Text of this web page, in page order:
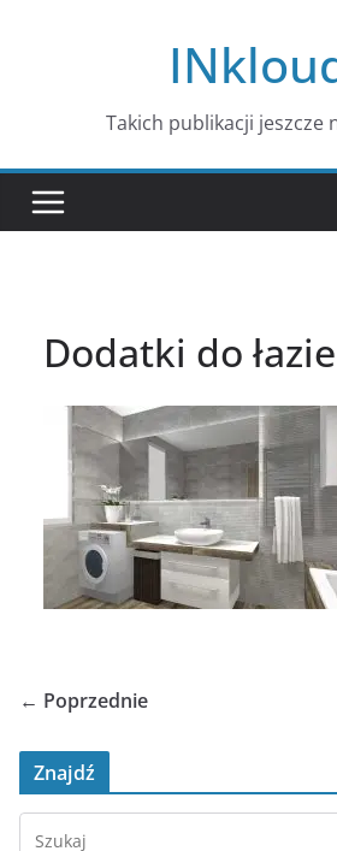
Takich publikacji jeszcze
Dodatki do
← Poprzednie
Znajdź